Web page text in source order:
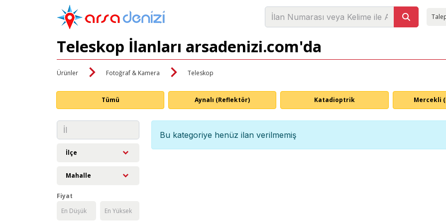
Teleskop İlanları arsadenizi.com'da
Ürünler Fotoğraf & Kamera Teleskop
Tümü Aynalı (Reflektör) Katadioptrik Mercekli
İlçe
Mahalle
Fiyat
Bu kategoriye henüz ilan verilmemiş